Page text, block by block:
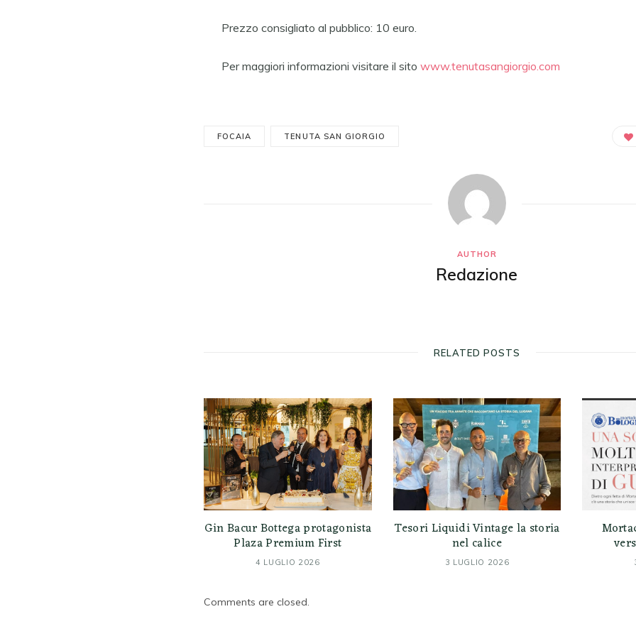
Prezzo consigliato al pubblico: 10 euro.
Per maggiori informazioni visitare il sito www.tenutasangiorgio.com
FOCAIA TENUTA SAN GIORGIO
AUTHOR
Redazione
RELATED POSTS
Gin Bacur Bottega protagonista
Plaza Premium First
4 LUGLIO 2026
Tesori Liquidi Vintage la storia
nel calice
3 LUGLIO 2026
Comments are closed.